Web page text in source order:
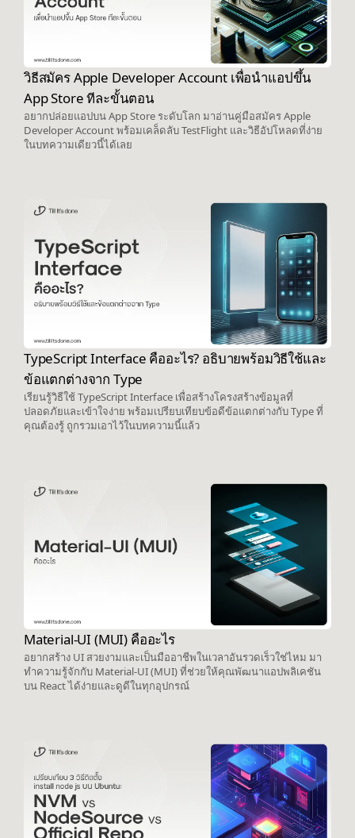
วิธีสมัคร Apple Developer Account เพื่อนำแอปขึ้น
App Store ทีละขั้นตอน
อยากปล่อยแอปบน App Store ระดับโลก มาอ่านคู่มือสมัคร Apple
Developer Account พร้อมเคล็ดลับ TestFlight และวิธีอัปโหลดที่ง่าย
ในบทความเดียวนี้ได้เลย
TypeScript Interface คืออะไร? อธิบายพร้อมวิธีใช้และ
ข้อแตกต่างจาก Type
เรียนรู้วิธีใช้ TypeScript Interface เพื่อสร้างโครงสร้างข้อมูลที่
ปลอดภัยและเข้าใจง่าย พร้อมเปรียบเทียบข้อดีข้อแตกต่างกับ Type ที่
คุณต้องรู้ ถูกรวมเอาไว้ในบทความนี้แล้ว
Material-UI (MUI) คืออะไร
อยากสร้าง UI สวยงามและเป็นมืออาชีพในเวลาอันรวดเร็วใช่ไหม มา
ทำความรู้จักกับ Material-UI (MUI) ที่ช่วยให้คุณพัฒนาแอปพลิเคชัน
บน React ได้ง่ายและดูดีในทุกอุปกรณ์